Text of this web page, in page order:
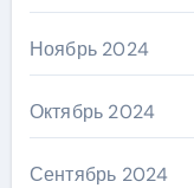
Ноябрь 2024
Октябрь 2024
Сентябрь 2024